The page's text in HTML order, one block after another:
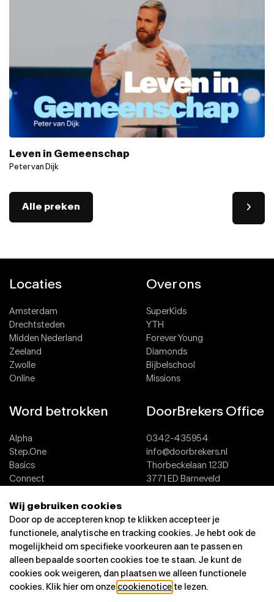
Leven in Gemeenschap
Peter van Dijk
Alle preken
Locaties
Amsterdam
Drechtsteden
Midden Nederland
Zeeland
Zwolle
Online
Over ons
SuperKids
YTH
Forever Young
Diamonds
Bijbelschool
Missions
Word betrokken
Alpha
Step.One
Basics
Connect
Dopen
DoorBrekers Office
0342-435954
info@doorbrekers.nl
Thorbeckelaan 123D
3771 ED Barneveld
Wij gebruiken cookies
Door op de accepteren knop te klikken accepteer je
functionele, analytische en tracking cookies. Je hebt ook de
mogelijkheid om specifieke voorkeuren aan te passen en
alleen bepaalde soorten cookies toe te staan. Je kunt de
cookies ook weigeren, dan plaatsen we alleen functionele
cookies. Klik hier om onze cookienotice te lezen.